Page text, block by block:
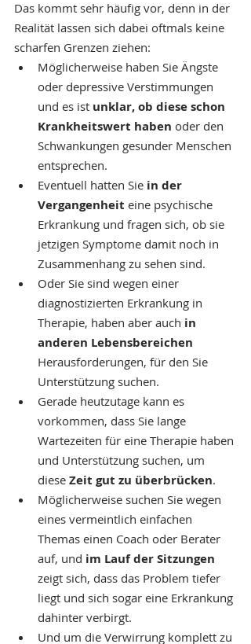
Das kommt sehr häufig vor, denn in der
Realität lassen sich dabei oftmals keine
scharfen Grenzen ziehen:
Möglicherweise haben Sie Ängste
oder depressive Verstimmungen
und es ist unklar, ob diese schon
Krankheitswert haben oder den
Schwankungen gesunder Menschen
entsprechen.
Eventuell hatten Sie in der
Vergangenheit eine psychische
Erkrankung und fragen sich, ob sie
jetzigen Symptome damit noch in
Zusammenhang zu sehen sind.
Oder Sie sind wegen einer
diagnostizierten Erkrankung in
Therapie, haben aber auch in
anderen Lebensbereichen
Herausforderungen, für den Sie
Unterstützung suchen.
Gerade heutzutage kann es
vorkommen, dass Sie lange
Wartezeiten für eine Therapie haben
und Unterstützung suchen, um
diese Zeit gut zu überbrücken.
Möglicherweise suchen Sie wegen
eines vermeintlich einfachen
Themas einen Coach oder Berater
auf, und im Lauf der Sitzungen
zeigt sich, dass das Problem tiefer
liegt und sich sogar eine Erkrankung
dahinter verbirgt.
Und um die Verwirrung komplett zu